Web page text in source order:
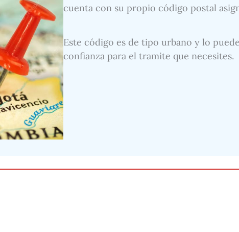
cuenta con su propio código postal
Este código es de tipo urbano y lo
confianza para el tramite que necesites.